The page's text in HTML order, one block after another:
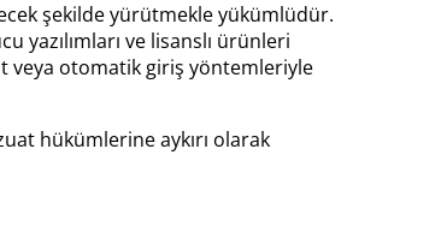
şekilde yürütmekle yükümlüdür.
yazılımları ve lisanslı ürünleri
veya otomatik giriş yöntemleriyle
hükümlerine aykırı olarak